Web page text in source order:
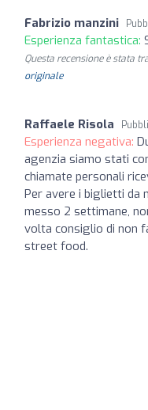
Fabrizio manzini
Esperienza fantastica:
Questa recensione è stata
originale
Raffaele Risola
Esperienza negativa:
agenzia siamo stati
chiamate personali
Per avere i biglietti da
messo 2 settimane,
volta consiglio di non
street food.